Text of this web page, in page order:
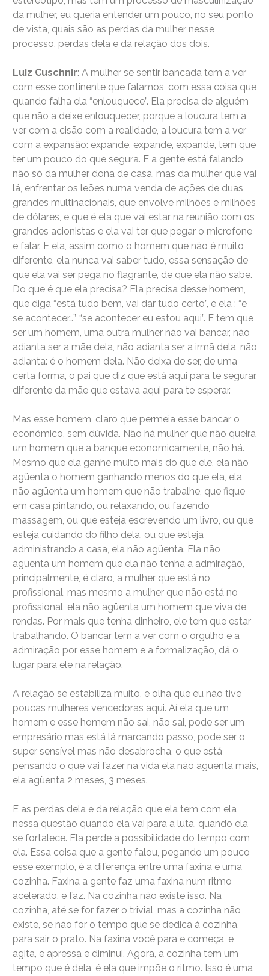
da mulher, eu queria entender um pouco, no seu ponto
de vista, quais são as perdas da mulher nesse
processo, perdas dela e da relação dos dois.
Luiz Cuschnir: A mulher se sentir bancada tem a ver
com esse continente que falamos, com essa coisa que
quando falha ela “enlouquece”. Ela precisa de alguém
que não a deixe enlouquecer, porque a loucura tem a
ver com a cisão com a realidade, a loucura tem a ver
com a expansão: expande, expande, expande, tem que
ter um pouco do que segura. E a gente está falando
não só da mulher dona de casa, mas da mulher que vai
lá, enfrentar os leões numa venda de ações de duas
grandes multinacionais, que envolve milhões e milhões
de dólares, e que é ela que vai estar na reunião com os
grandes acionistas e ela vai ter que pegar o microfone
e falar. E ela, assim como o homem que não é muito
diferente, ela nunca vai saber tudo, essa sensação de
que ela vai ser pega no flagrante, de que ela não sabe.
Do que é que ela precisa? Ela precisa desse homem,
que diga “está tudo bem, vai dar tudo certo”, e ela : “e
se acontecer…”, “se acontecer eu estou aqui”. E tem que
ser um homem, uma outra mulher não vai bancar, não
adianta ser a mãe dela, não adianta ser a irmã dela, não
adianta: é o homem dela. Não deixa de ser, de uma
certa forma, o pai que diz que está aqui para te segurar,
diferente da mãe que estava aqui para te esperar.
Mas esse homem, claro que permeia esse bancar o
econômico, sem dúvida. Não há mulher que não queira
um homem que a banque economicamente, não há.
Mesmo que ela ganhe muito mais do que ele, ela não
agüenta o homem ganhando menos do que ela, ela
não agüenta um homem que não trabalhe, que fique
em casa pintando, ou relaxando, ou fazendo
massagem, ou que esteja escrevendo um livro, ou que
esteja cuidando do filho dela, ou que esteja
administrando a casa, ela não agüenta. Ela não
agüenta um homem que ela não tenha a admiração,
principalmente, é claro, a mulher que está no
profissional, mas mesmo a mulher que não está no
profissional, ela não agüenta um homem que viva de
rendas. Por mais que tenha dinheiro, ele tem que estar
trabalhando. O bancar tem a ver com o orgulho e a
admiração por esse homem e a formalização, dá o
lugar para ele na relação.
A relação se estabiliza muito, e olha que eu não tive
poucas mulheres vencedoras aqui. Aí ela que um
homem e esse homem não sai, não sai, pode ser um
empresário mas está lá marcando passo, pode ser o
super sensível mas não desabrocha, o que está
pensando o que vai fazer na vida ela não agüenta mais,
ela agüenta 2 meses, 3 meses.
E as perdas dela e da relação que ela tem com ela
nessa questão quando ela vai para a luta, quando ela
se fortalece. Ela perde a possibilidade do tempo com
ela. Essa coisa que a gente falou, pegando um pouco
esse exemplo, é a diferença entre uma faxina e uma
cozinha. Faxina a gente faz uma faxina num ritmo
acelerado, e faz. Na cozinha não existe isso. Na
cozinha, até se for fazer o trivial, mas a cozinha não
existe, se não for o tempo que se dedica à cozinha,
para sair o prato. Na faxina você para e começa, e
agita, e apressa e diminui. Agora, a cozinha tem um
tempo que é dela, é ela que impõe o ritmo. Isso é uma